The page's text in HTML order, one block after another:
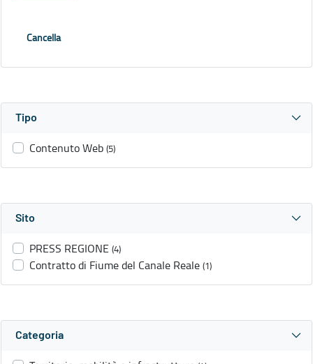
Cancella
Tipo
Contenuto Web (5)
Sito
PRESS REGIONE (4)
Contratto di Fiume del Canale Reale (1)
Categoria